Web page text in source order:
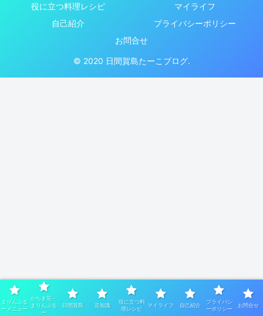
役に立つ料理レシピ
マイライフ
自己紹介
プライバシーポリシー
お問合せ
© 2020 日間賀島たーこブログ.
まりんぶる
ーメニュー
かちま荘・
まりんぶる
ー
日間賀島 豆知識
役に立つ料
理レシピ
マイライフ 自己紹介
プライバシ
ーポリシー
お問合せ